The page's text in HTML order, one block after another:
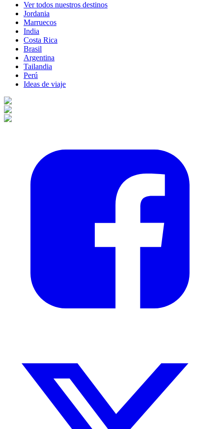
Ver todos nuestros destinos
Jordania
Marruecos
India
Costa Rica
Brasil
Argentina
Tailandia
Perú
Ideas de viaje